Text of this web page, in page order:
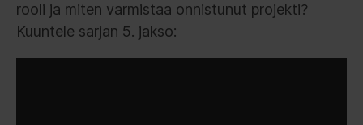
rooli ja miten varmistaa onnistunut projekti?
Kuuntele sarjan 5. jakso: